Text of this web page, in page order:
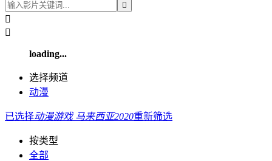



loading...
选择频道
动漫
已选择动漫游戏马来西亚2020重新筛选
按类型
全部